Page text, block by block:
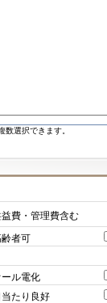
選択できます。
益費・管理費含む
者可
ール電化
当たり良好